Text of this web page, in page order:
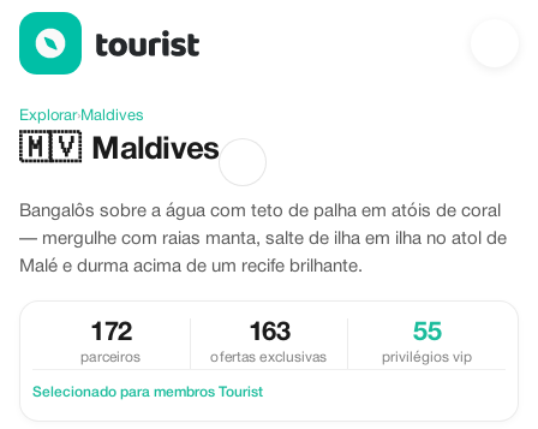
Descubra Maldives
Explorar›Maldives
🇲🇻 Maldives
Bangalôs sobre a água com teto de palha em atóis de coral
— mergulhe com raias manta, salte de ilha em ilha no atol de
Malé e durma acima de um recife brilhante.
172
parceiros
163
ofertas exclusivas
55
privilégios vip
Selecionado para membros Tourist